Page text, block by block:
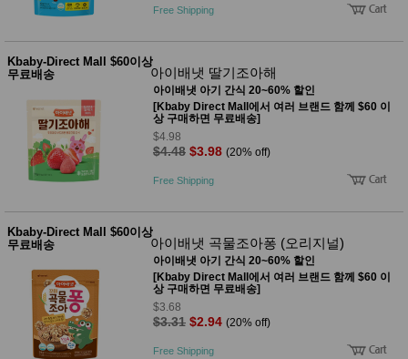
Free Shipping
Kbaby-Direct Mall $60이상
무료배송
아이배냇 딸기조아해
아이배냇 아기 간식 20~60% 할인
[Kbaby Direct Mall에서 여러 브랜드 함께 $60 이
상 구매하면 무료배송]
$4.98
$4.48 $3.98 (20% off)
Free Shipping
Kbaby-Direct Mall $60이상
무료배송
아이배냇 곡물조아퐁 (오리지널)
아이배냇 아기 간식 20~60% 할인
[Kbaby Direct Mall에서 여러 브랜드 함께 $60 이
상 구매하면 무료배송]
$3.68
$3.31 $2.94 (20% off)
Free Shipping